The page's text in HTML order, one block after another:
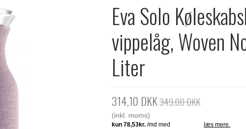
Eva Solo
vippelåg, Woven
Liter
314,10 DKK349,00 DKK
(inkl. moms)